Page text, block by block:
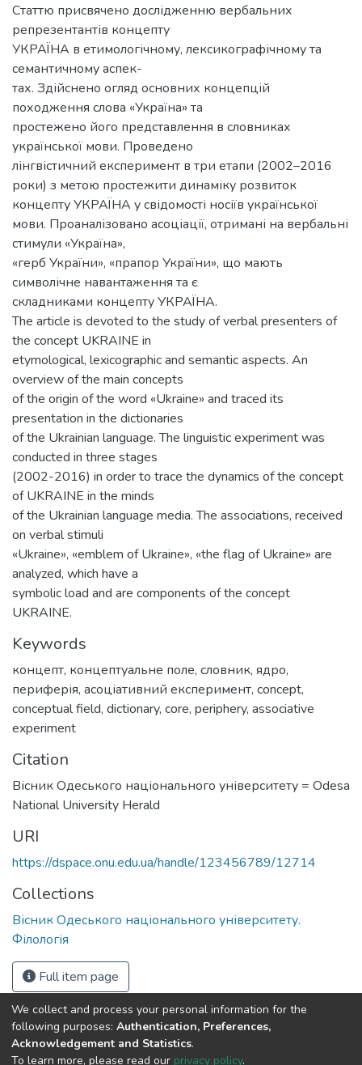
Статтю присвячено дослідженню вербальних
репрезентантів концепту
УКРАЇНА в етимологічному, лексикографічному та
семантичному аспек-
тах. Здійснено огляд основних концепцій
походження слова «Україна» та
простежено його представлення в словниках
української мови. Проведено
лінгвістичний експеримент в три етапи (2002–2016
роки) з метою простежити динаміку розвиток
концепту УКРАЇНА у свідомості носіїв української
мови. Проаналізовано асоціації, отримані на вербальні
стимули «Україна»,
«герб України», «прапор України», що мають
символічне навантаження та є
складниками концепту УКРАЇНА.
The article is devoted to the study of verbal presenters of
the concept UKRAINE in
etymological, lexicographic and semantic aspects. An
overview of the main concepts
of the origin of the word «Ukraine» and traced its
presentation in the dictionaries
of the Ukrainian language. The linguistic experiment was
conducted in three stages
(2002-2016) in order to trace the dynamics of the concept
of UKRAINE in the minds
of the Ukrainian language media. The associations, received
on verbal stimuli
«Ukraine», «emblem of Ukraine», «the flag of Ukraine» are
analyzed, which have a
symbolic load and are components of the concept
UKRAINE.
Keywords
концепт, концептуальне поле, словник, ядро,
периферія, асоціативний експеримент, concept,
conceptual field, dictionary, core, periphery, associative
experiment
Citation
Вісник Одеського національного університету = Odesa
National University Herald
URI
https://dspace.onu.edu.ua/handle/123456789/12714
Collections
Вісник Одеського національного університету.
Філологія
Full item page
We collect and process your personal information for the
following purposes: Authentication, Preferences,
Acknowledgement and Statistics.
To learn more, please read our privacy policy.